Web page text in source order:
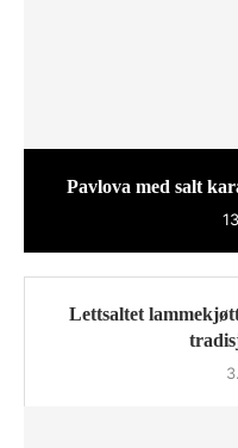
Pavlova med salt
Lettsaltet